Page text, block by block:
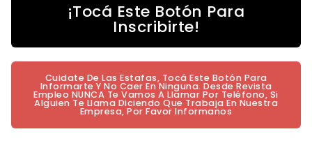
¡Tocá Este Botón Para
Inscribirte!
Cuidate De Las Estafas, Tocá Este Botón Para
Informarte Y No Caer En Ninguna. Desde Revista
Empleo NUNCA Te Vamos A Llamar Por Teléfono, Si
Alguien Te Llama Diciendo Que Trabaja En Nuestra
Empresa, Por Favor Informanos